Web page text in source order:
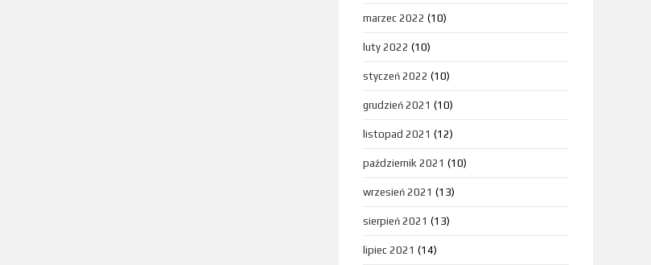
marzec 2022 (10)
luty 2022 (10)
styczeń 2022 (10)
grudzień 2021 (10)
listopad 2021 (12)
październik 2021 (10)
wrzesień 2021 (13)
sierpień 2021 (13)
lipiec 2021 (14)